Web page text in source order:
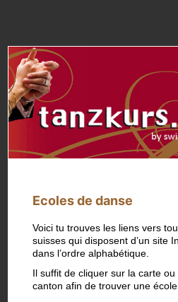
Ecoles de danse
Voici tu trouves les liens vers
suisses qui disposent d’un site
dans l’ordre alphabétique.
Il suffit de cliquer sur la carte
canton afin de trouver une